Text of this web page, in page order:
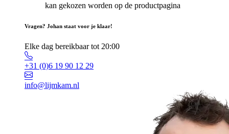
kan gekozen worden op de productpagina
Vragen? Johan staat voor je klaar!
Elke dag bereikbaar tot 20:00
+31 (0)6 19 90 12 29
info@lijmkam.nl